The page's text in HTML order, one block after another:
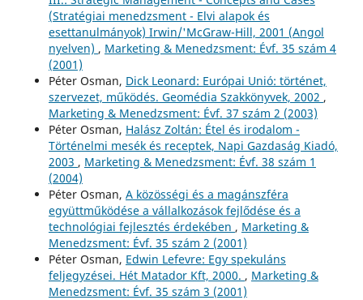
(Stratégiai menedzsment - Elvi alapok és
esettanulmányok) Irwin/'McGraw-Hill, 2001 (Angol
nyelven) , Marketing & Menedzsment: Évf. 35 szám 4
(2001)
Péter Osman, Dick Leonard: Európai Unió: történet,
szervezet, működés. Geomédia Szakkönyvek, 2002 ,
Marketing & Menedzsment: Évf. 37 szám 2 (2003)
Péter Osman, Halász Zoltán: Étel és irodalom -
Történelmi mesék és receptek, Napi Gazdaság Kiadó,
2003 , Marketing & Menedzsment: Évf. 38 szám 1
(2004)
Péter Osman, A közösségi és a magánszféra
együttműködése a vállalkozások fejlődése és a
technológiai fejlesztés érdekében , Marketing &
Menedzsment: Évf. 35 szám 2 (2001)
Péter Osman, Edwin Lefevre: Egy spekuláns
feljegyzései. Hét Matador Kft, 2000. , Marketing &
Menedzsment: Évf. 35 szám 3 (2001)